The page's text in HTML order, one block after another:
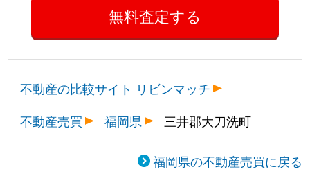
不動産の比較サイト リビンマッチ
不動産売買
福岡県 三井郡大刀洗町
福岡県の不動産売買に戻る